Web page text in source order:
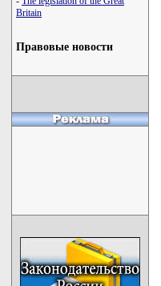
Britain
Правовые новости